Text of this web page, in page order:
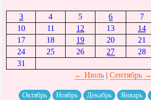
3
4 5 6 7
10
11 12 13 14
17
18 19 20 21
24
25 26 27 28
31
← Июль| Сентябрь →
Октябрь Ноябрь Декабрь Январь